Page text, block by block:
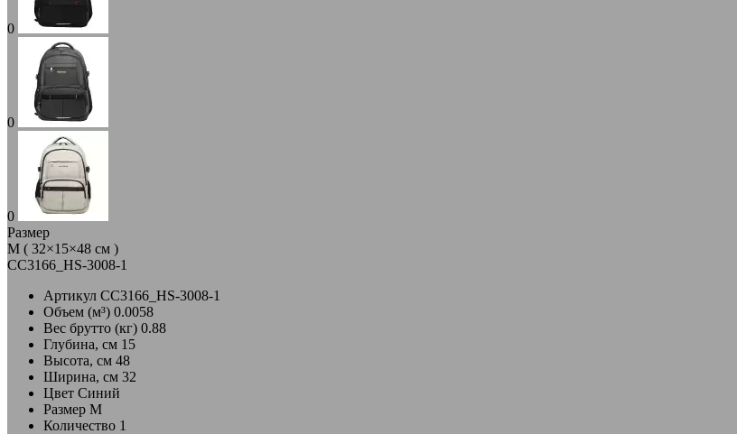
0
0
0
Размер
M ( 32×15×48 см )
CC3166_HS-3008-1
Артикул CC3166_HS-3008-1
Объем (м³) 0.0058
Вес брутто (кг) 0.88
Глубина, см 15
Высота, см 48
Ширина, см 32
Цвет Синий
Размер M
Количество 1